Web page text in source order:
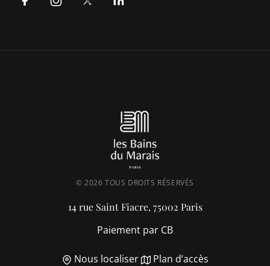
© 2026 TOUS DROITS RÉSERVÉS
14 rue Saint Fiacre, 75002 Paris
Paiement par CB
Nous localiser Plan d’accès